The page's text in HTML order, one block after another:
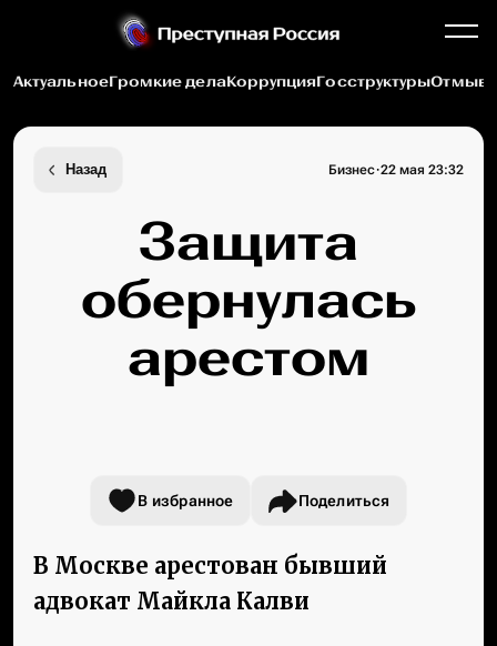
АктуальноеГромкие делаКоррупцияГосструктуры
Назад Бизнес·22 мая 23:32
Защита
обернулась
арестом
В избранное Поделиться
В Москве арестован бывший
адвокат Майкла Калви